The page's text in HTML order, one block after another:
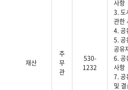
재산
주
무
관
530-
1232
사항
3. 도
관한
4. 공
5. 공
공유
6. 공
사항
7. 공
및